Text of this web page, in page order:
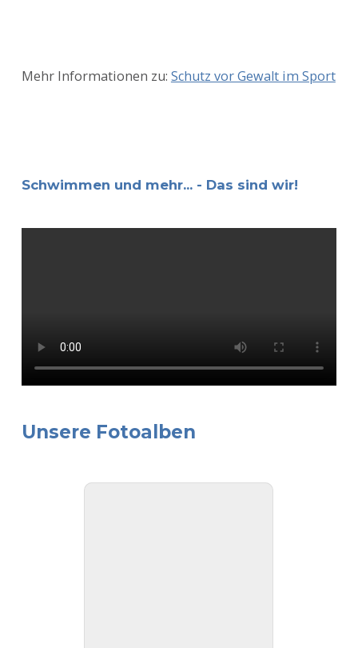
Mehr Informationen zu: Schutz vor Gewalt im Sport
Schwimmen und mehr... - Das sind wir!
Unsere Fotoalben